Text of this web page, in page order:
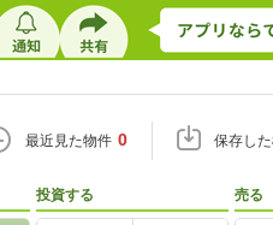
最近見た物件 0 保存し
投資する 売る